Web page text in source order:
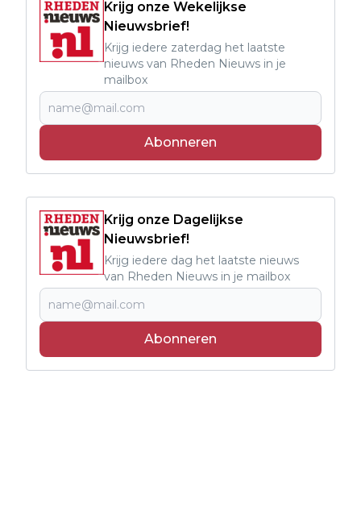
Krijg onze Wekelijkse
Nieuwsbrief!
Krijg iedere zaterdag het laatste
nieuws van Rheden Nieuws in je
mailbox
Abonneren
Krijg onze Dagelijkse
Nieuwsbrief!
Krijg iedere dag het laatste nieuws
van Rheden Nieuws in je mailbox
Abonneren